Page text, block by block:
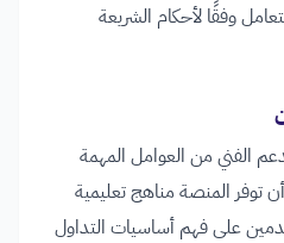
وفقًا لأحكام الشريعة
الفني من العوامل المهمة
توفر المنصة مناهج تعليمية
على فهم أساسيات التداول